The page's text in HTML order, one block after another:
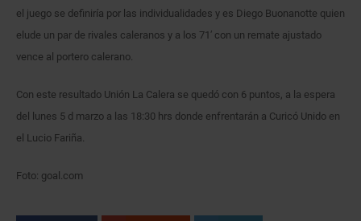
el juego se definiría por las individualidades y es Diego Buonanotte quien
elude un par de rivales caleranos y a los 71′ con un remate ajustado
vence al portero calerano.
Con este resultado Unión La Calera se quedó con 6 puntos, a la espera
del lunes 5 d marzo a las 18:30 hrs donde enfrentarán a Curicó Unido en
el Lucio Fariña.
Foto: goal.com